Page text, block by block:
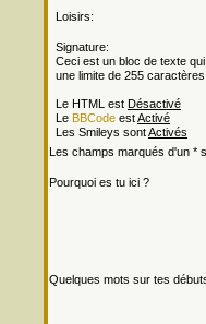
Loisirs:
Signature:
Ceci est un bloc de texte
une limite de 255 caractères
Le HTML est Désactivé
Le BBCode estActivé
Les Smileys sontActivés
Les champs marqués d'un *
Pourquoi es tu ici ?
Quelques mots sur tes